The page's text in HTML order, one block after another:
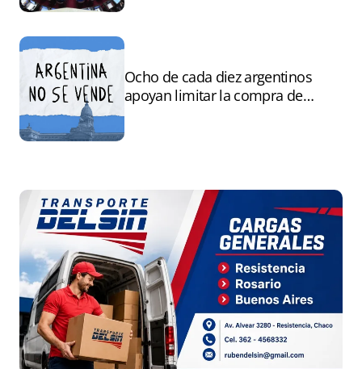
Ocho de cada diez argentinos
apoyan limitar la compra de